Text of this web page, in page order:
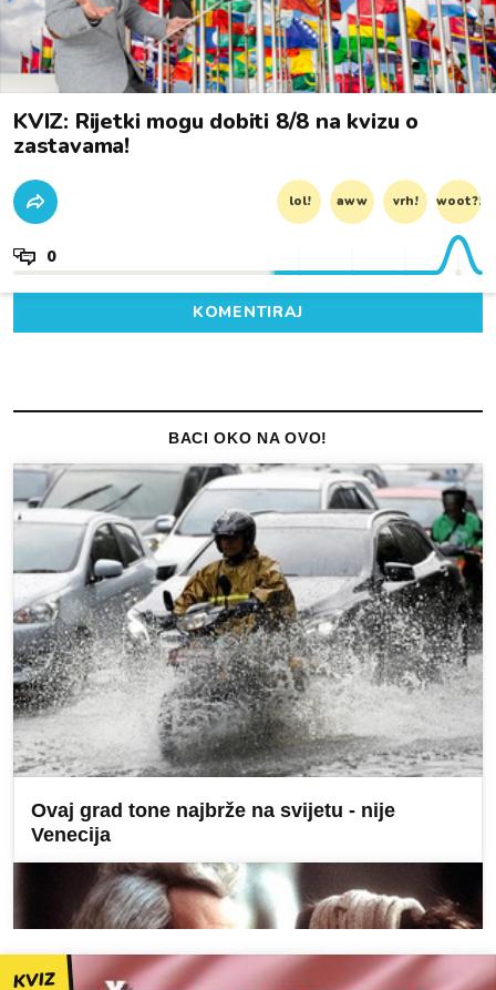
KVIZ: Rijetki mogu dobiti 8/8 na kvizu o
zastavama!
lol! aww vrh! woot?!
0
KOMENTIRAJ
KVIZ